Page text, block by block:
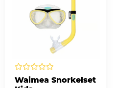
Waimea Snorkelset